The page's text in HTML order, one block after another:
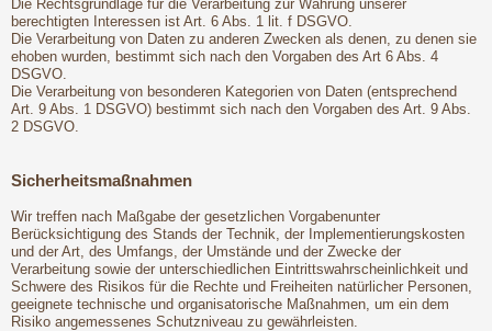
Die Rechtsgrundlage für die Verarbeitung zur Wahrung unserer
berechtigten Interessen ist Art. 6 Abs. 1 lit. f DSGVO.
Die Verarbeitung von Daten zu anderen Zwecken als denen, zu denen sie
ehoben wurden, bestimmt sich nach den Vorgaben des Art 6 Abs. 4
DSGVO.
Die Verarbeitung von besonderen Kategorien von Daten (entsprechend
Art. 9 Abs. 1 DSGVO) bestimmt sich nach den Vorgaben des Art. 9 Abs.
2 DSGVO.
Sicherheitsmaßnahmen
Wir treffen nach Maßgabe der gesetzlichen Vorgabenunter
Berücksichtigung des Stands der Technik, der Implementierungskosten
und der Art, des Umfangs, der Umstände und der Zwecke der
Verarbeitung sowie der unterschiedlichen Eintrittswahrscheinlichkeit und
Schwere des Risikos für die Rechte und Freiheiten natürlicher Personen,
geeignete technische und organisatorische Maßnahmen, um ein dem
Risiko angemessenes Schutzniveau zu gewährleisten.